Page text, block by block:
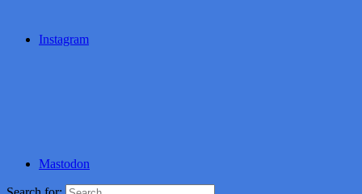
Instagram
Mastodon